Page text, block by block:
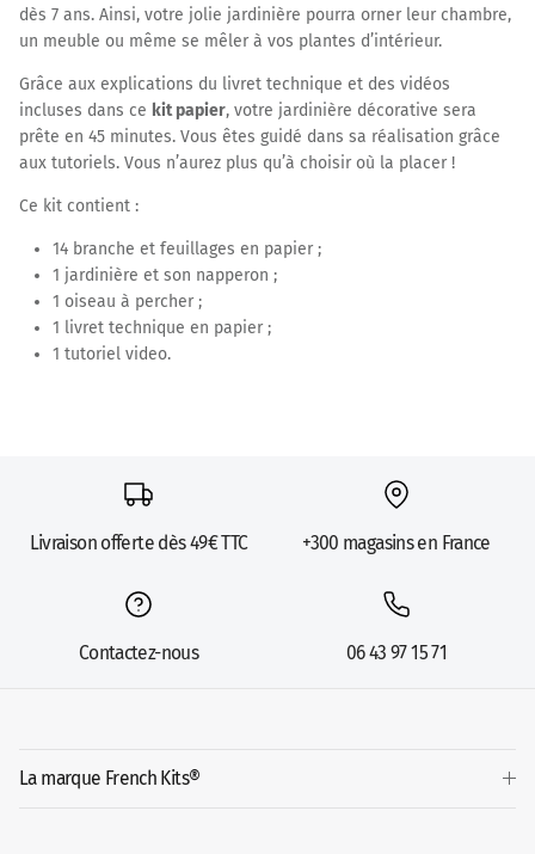
dès 7 ans. Ainsi, votre jolie jardinière pourra orner leur chambre,
un meuble ou même se mêler à vos plantes d’intérieur.
Grâce aux explications du livret technique et des vidéos
incluses dans ce kit papier, votre jardinière décorative sera
prête en 45 minutes. Vous êtes guidé dans sa réalisation grâce
aux tutoriels. Vous n’aurez plus qu’à choisir où la placer !
Ce kit contient :
14 branche et feuillages en papier ;
1 jardinière et son napperon ;
1 oiseau à percher ;
1 livret technique en papier ;
1 tutoriel video.
Livraison offerte dès 49€ TTC +300 magasins en France
Contactez-nous 06 43 97 15 71
La marque French Kits®